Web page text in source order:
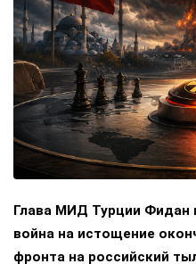
Глава МИД Турции Фидан
война на истощение
фронта на российский